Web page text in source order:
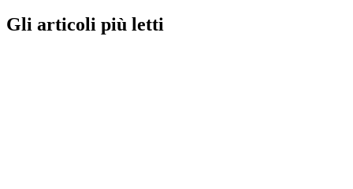
Gli articoli più letti